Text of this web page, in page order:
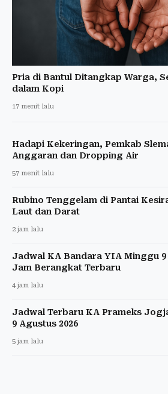
Pria di Bantul Ditangkap Warga,
dalam Kopi
17 menit lalu
Hadapi Kekeringan, Pemkab
Anggaran dan Dropping Air
57 menit lalu
Rubino Tenggelam di Pantai
Laut dan Darat
2 jam lalu
Jadwal KA Bandara YIA Minggu 9
Jam Berangkat Terbaru
4 jam lalu
Jadwal Terbaru KA Prameks
9 Agustus 2026
5 jam lalu